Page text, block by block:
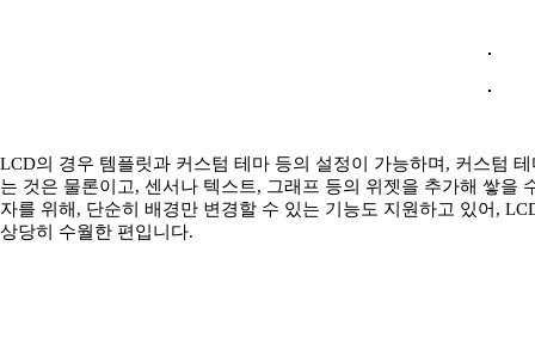
LCD의 경우 템플릿과 커스텀 테마 등의 설정이 가능하며, 커스텀
는 것은 물론이고, 센서나 텍스트, 그래프 등의 위젯을 추가해 쌓을
자를 위해, 단순히 배경만 변경할 수 있는 기능도 지원하고 있어,
상당히 수월한 편입니다.